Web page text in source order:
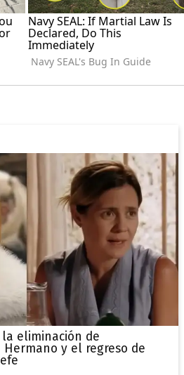
eliminación de
y el regreso de